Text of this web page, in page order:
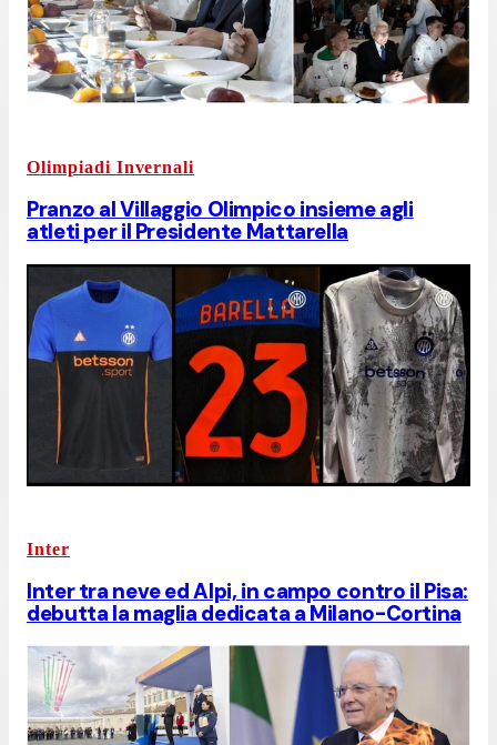
Olimpiadi Invernali
Pranzo al Villaggio Olimpico insieme agli
atleti per il Presidente Mattarella
Inter
Inter tra neve ed Alpi, in campo contro il Pisa:
debutta la maglia dedicata a Milano-Cortina